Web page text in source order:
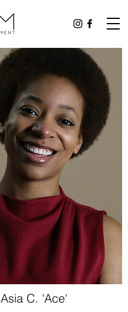
Asia C. 'Ace'